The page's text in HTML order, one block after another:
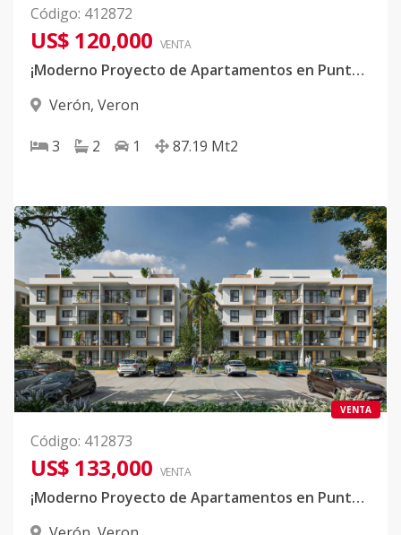
Código: 412872
US$ 120,000 VENTA
¡Moderno Proyecto de Apartamentos en Punta Cana!
Verón, Veron
3 2 1 87.19 Mt2
VENTA
Código: 412873
US$ 133,000 VENTA
¡Moderno Proyecto de Apartamentos en Punta Cana!